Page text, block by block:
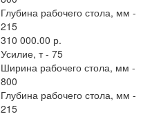
Глубина рабочего стола, мм -
215
310 000.00 р.
Усилие, т - 75
Ширина рабочего стола, мм -
800
Глубина рабочего стола, мм -
215